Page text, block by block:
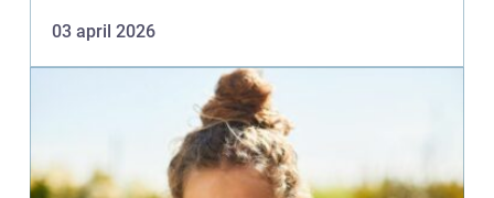
har kepsen f...
03 april 2026